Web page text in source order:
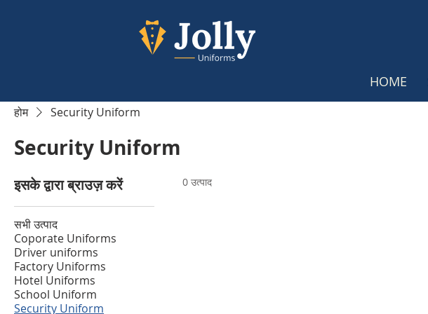
HOME
होम Security Uniform
Security Uniform
इसके द्वारा ब्राउज़ करें
सभी उत्पाद
Coporate Uniforms
Driver uniforms
Factory Uniforms
Hotel Uniforms
School Uniform
Security Uniform
0 उत्पाद